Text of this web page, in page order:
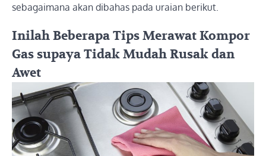
sebagaimana akan dibahas pada uraian berikut.
Inilah Beberapa Tips Merawat Kompor
Gas supaya Tidak Mudah Rusak dan
Awet